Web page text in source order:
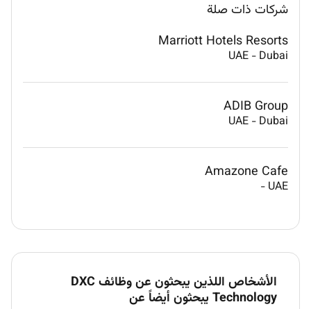
شركات ذات صلة
Marriott Hotels Resorts
UAE - Dubai
ADIB Group
UAE - Dubai
Amazone Cafe
UAE
-
الأشخاص اللذين يبحثون عن وظائف DXC
Technology يبحثون أيضاً عن